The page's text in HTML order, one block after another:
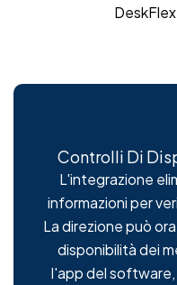
Controlli Di
L'integrazione
informazioni per
La direzione può
disponibilità dei
l'app del software,